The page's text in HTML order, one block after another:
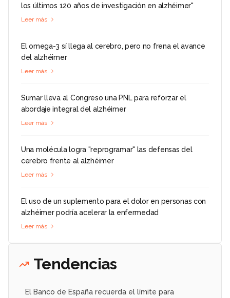
los últimos 120 años de investigación en alzhéimer"
Leer más
El omega-3 sí llega al cerebro, pero no frena el avance
del alzhéimer
Leer más
Sumar lleva al Congreso una PNL para reforzar el
abordaje integral del alzhéimer
Leer más
Una molécula logra "reprogramar" las defensas del
cerebro frente al alzhéimer
Leer más
El uso de un suplemento para el dolor en personas con
alzhéimer podría acelerar la enfermedad
Leer más
Tendencias
El Banco de España recuerda el límite para